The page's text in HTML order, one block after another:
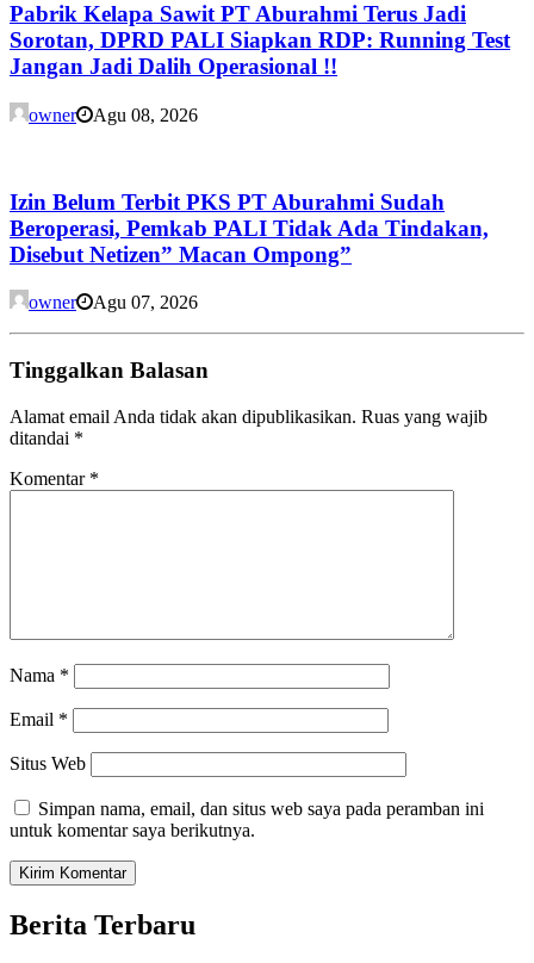
Pabrik Kelapa Sawit PT Aburahmi Terus Jadi
Sorotan, DPRD PALI Siapkan RDP: Running Test
Jangan Jadi Dalih Operasional !!
owner Agu 08, 2026
Izin Belum Terbit PKS PT Aburahmi Sudah
Beroperasi, Pemkab PALI Tidak Ada Tindakan,
Disebut Netizen” Macan Ompong”
owner Agu 07, 2026
Tinggalkan Balasan
Alamat email Anda tidak akan dipublikasikan. Ruas yang wajib
ditandai *
Komentar *
Nama *
Email *
Situs Web
Simpan nama, email, dan situs web saya pada peramban ini
untuk komentar saya berikutnya.
Berita Terbaru